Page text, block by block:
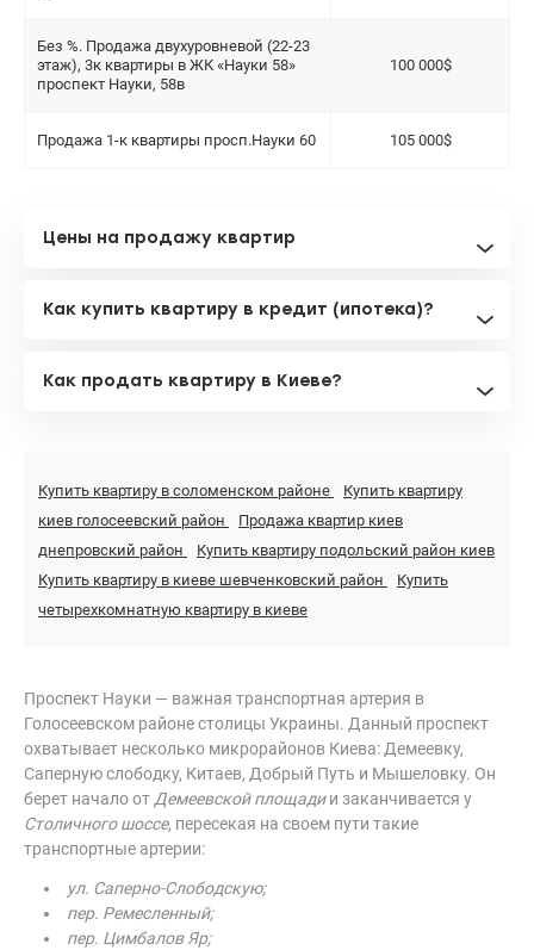
Без %. Продажа двухуровневой (22-23
этаж), 3к квартиры в ЖК «Науки 58»
проспект Науки, 58в
100 000$
Продажа 1-к квартиры просп.Науки 60 105 000$
Цены на продажу квартир
Как купить квартиру в кредит (ипотека)?
Как продать квартиру в Киеве?
Купить квартиру в соломенском районе
Купить квартиру
киев голосеевский район
Продажа квартир киев
днепровский район
Купить квартиру подольский район киев
Купить квартиру в киеве шевченковский район
Купить
четырехкомнатную квартиру в киеве
Проспект Науки — важная транспортная артерия в
Голосеевском районе столицы Украины. Данный проспект
охватывает несколько микрорайонов Киева: Демеевку,
Саперную слободку, Китаев, Добрый Путь и Мышеловку. Он
берет начало от Демеевской площадии заканчивается у
Столичного шоссе, пересекая на своем пути такие
транспортные артерии:
ул. Саперно-Слободскую;
пер. Ремесленный;
пер. Цимбалов Яр;